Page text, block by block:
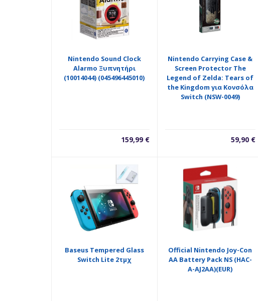
Nintendo Sound Clock
Alarmo Ξυπνητήρι
(10014044) (045496445010)
159,99 €
Nintendo Carrying Case &
Screen Protector The
Legend of Zelda: Tears of
the Kingdom για Κονσόλα
Switch (NSW-0049)
59,90 €
Baseus Tempered Glass
Switch Lite 2τμχ
Official Nintendo Joy-Con
AA Battery Pack NS (HAC-
A-AJ2AA)(EUR)